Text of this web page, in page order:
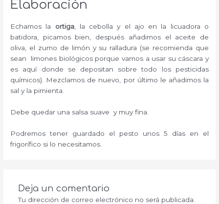
Elaboración
Echamos la ortiga, la cebolla y el ajo en la licuadora o
batidora, picamos bien, después añadimos el aceite de
oliva, el zumo de limón y su ralladura (se recomienda que
sean limones biológicos porque vamos a usar su cáscara y
es aquí donde se depositan sobre todo los pesticidas
químicos). Mezclamos de nuevo, por último le añadimos la
sal y la pimienta.
Debe quedar una salsa suave y muy fina.
Podremos tener guardado el pesto unos 5 días en el
frigorífico si lo necesitamos.
Deja un comentario
Tu dirección de correo electrónico no será publicada.